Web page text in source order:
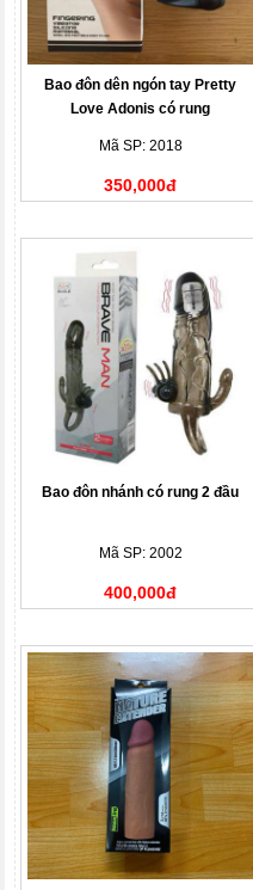
Bao đôn dên ngón tay Pretty
Love Adonis có rung
Mã SP: 2018
350,000đ
Bao đôn nhánh có rung 2 đầu
Mã SP: 2002
400,000đ